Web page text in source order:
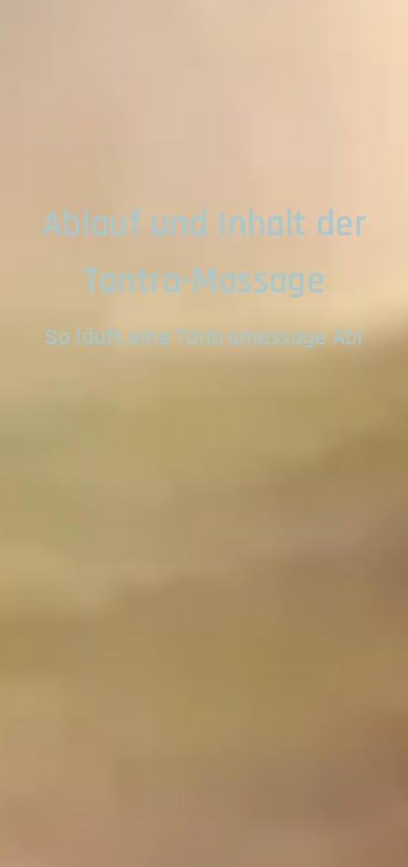
Ablauf und Inhalt der
Tantra-Massage
So läuft eine Tantramassage Ab!